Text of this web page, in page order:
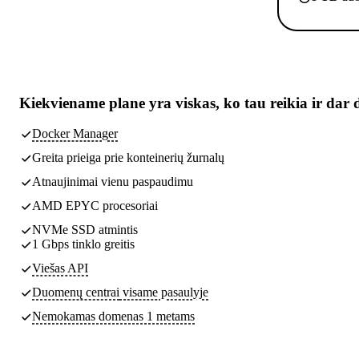
Kiekviename plane yra viskas, ko tau reikia ir dar
Docker Manager
Greita prieiga prie konteinerių žurnalų
Atnaujinimai vienu paspaudimu
AMD EPYC procesoriai
NVMe SSD atmintis
1 Gbps tinklo greitis
Viešas API
Duomenų centrai visame pasaulyje
Nemokamas domenas 1 metams